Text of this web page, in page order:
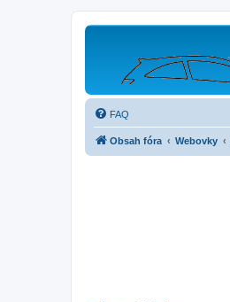
FAQ
Obsah fóra Webovky